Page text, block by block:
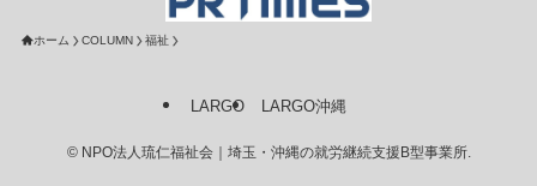
ホーム COLUMN 福祉
LARGO LARGO沖縄
©NPO法人琉仁福祉会｜埼玉・沖縄の就労継続支援B型事業所.